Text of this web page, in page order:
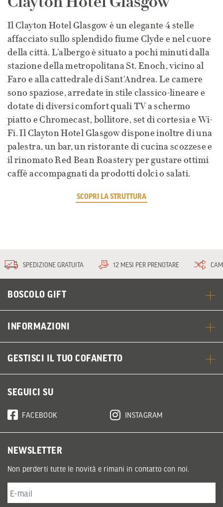
Il Clayton Hotel Glasgow è un elegante 4 stelle
affacciato sullo splendido fiume Clyde e nel cuore
della città. L’albergo è situato a pochi minuti dalla
stazione della metropolitana St. Enoch, vicino al
Faro e alla cattedrale di Sant'Andrea. Le camere
sono spaziose, arredate in stile classico-lineare e
dotate di diversi comfort quali TV a schermo
piatto e Chromecast, bollitore, set di cortesia e Wi-
Fi. Il Clayton Hotel Glasgow dispone inoltre di una
palestra, un bar, un ristorante di cucina scozzese e
il rinomato Red Bean Roastery per gustare ottimi
caffè accompagnati da prodotti dolci o salati.
SCOPRI LA STRUTTURA
SPEDIZIONE GRATUITA 12 MESI PER PRENOTARE
BOSCOLO GIFT
INFORMAZIONI
GESTISCI IL TUO COFANETTO
SEGUICI SU
FACEBOOK INSTAGRAM
NEWSLETTER
Non perderti tutte le novità e rimani in contatto con noi.